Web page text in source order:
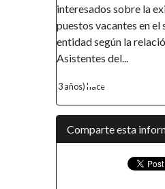
de varios Ecuatorial en el
promover la
financiera, así
de la mujer, ha...
4 años) hace
Comparte esta